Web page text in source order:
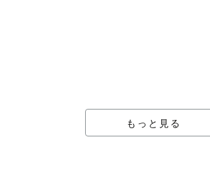
もっと見る